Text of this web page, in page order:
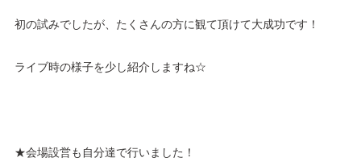
初の試みでしたが、たくさんの方に観て頂けて大成功です！
ライブ時の様子を少し紹介しますね☆
★会場設営も自分達で行いました！